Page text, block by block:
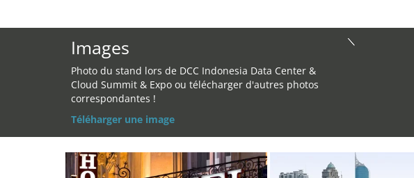
Images
Photo du stand lors de DCC Indonesia Data Center &
Cloud Summit & Expo ou télécharger d'autres photos
correspondantes !
Téléharger une image